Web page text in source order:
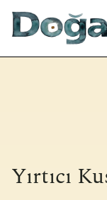
Yırtıcı